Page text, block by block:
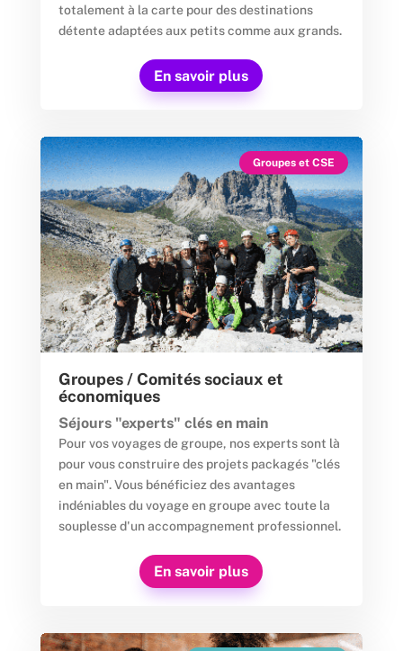
totalement à la carte pour des destinations
détente adaptées aux petits comme aux grands.
En savoir plus
Groupes et CSE
Groupes / Comités sociaux et
économiques
Séjours "experts" clés en main
Pour vos voyages de groupe, nos experts sont là
pour vous construire des projets packagés "clés
en main". Vous bénéficiez des avantages
indéniables du voyage en groupe avec toute la
souplesse d'un accompagnement professionnel.
En savoir plus